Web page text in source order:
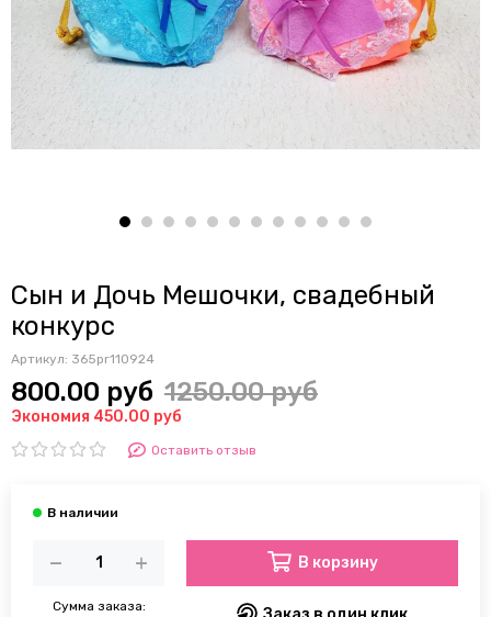
Сын и Дочь Мешочки, свадебный
конкурс
Артикул: 365pr110924
800.00 руб 1250.00 руб
Экономия 450.00 руб
Оставить отзыв
Сумма заказа:
В корзину